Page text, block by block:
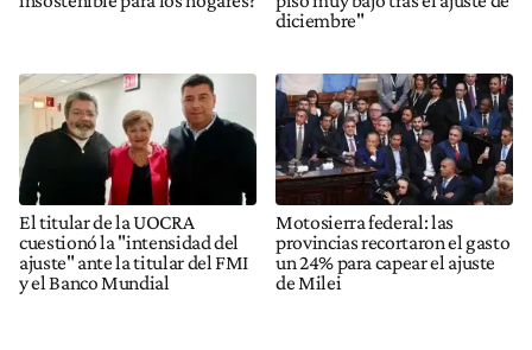
diciembre"
El titular de la UOCRA
cuestionó la "intensidad del
ajuste" ante la titular del FMI
y el Banco Mundial
Motosierra federal: las
provincias recortaron el gasto
un 24% para capear el ajuste
de Milei